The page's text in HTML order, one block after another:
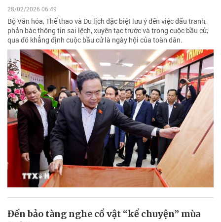
28/02/2026 06:49
Bộ Văn hóa, Thể thao và Du lịch đặc biệt lưu ý đến việc đấu tranh,
phản bác thông tin sai lệch, xuyên tạc trước và trong cuộc bầu cử,
qua đó khẳng định cuộc bầu cử là ngày hội của toàn dân.
Đến bảo tàng nghe cổ vật “kể chuyện” mùa